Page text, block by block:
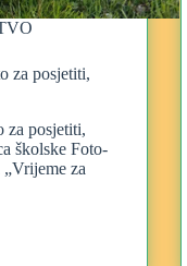
za posjetiti,
za posjetiti,
školske Foto-
za